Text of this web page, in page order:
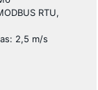
RTU,
2,5 m/s